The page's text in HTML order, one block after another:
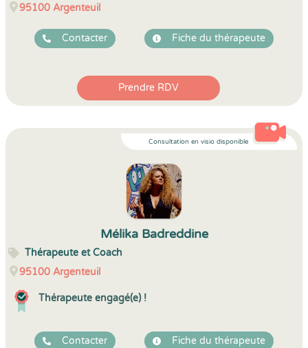
95100 Argenteuil
Contacter Fiche du thérapeute
Prendre RDV
Consultation en visio disponible
Mélika Badreddine
Thérapeute et Coach
95100 Argenteuil
Thérapeute engagé(e) !
Contacter Fiche du thérapeute